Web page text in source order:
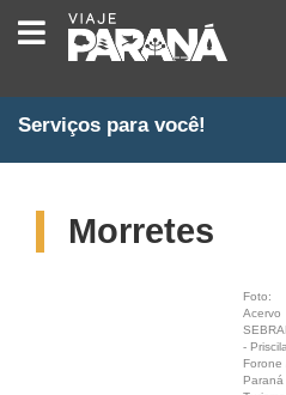
VIAJE
PARANÁ
Serviços para você!
Morretes
Foto:
Acervo
- Priscila
Forone
Paraná